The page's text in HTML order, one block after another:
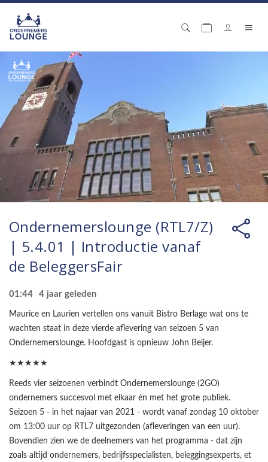
Ondernemerslounge (RTL7/Z)
| 5.4.01 | Introductie vanaf
de BeleggersFair
01:44 4 jaar geleden
Maurice en Laurien vertellen ons vanuit Bistro Berlage wat ons te
wachten staat in deze vierde aflevering van seizoen 5 van
Ondernemerslounge. Hoofdgast is opnieuw John Beijer.
★★★★★
Reeds vier seizoenen verbindt Ondernemerslounge (2GO)
ondernemers succesvol met elkaar én met het grote publiek.
Seizoen 5 - in het najaar van 2021 - wordt vanaf zondag 10 oktober
om 13:00 uur op RTL7 uitgezonden (afleveringen van een uur).
Bovendien zien we de deelnemers van het programma - dat zijn
zoals altijd ondernemers, bedrijfsspecialisten, beleggingsexperts, et